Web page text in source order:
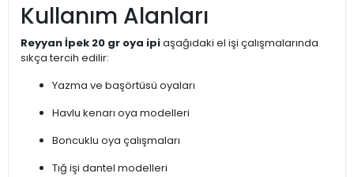
Kullanım Alanları
Reyyan İpek 20 gr oya ipiaşağıdaki el işi çalışmalarında
sıkça tercih edilir:
Yazma ve başörtüsü oyaları
Havlu kenarı oya modelleri
Boncuklu oya çalışmaları
Tığ işi dantel modelleri